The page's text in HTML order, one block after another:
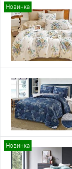
Новинка
Новинка